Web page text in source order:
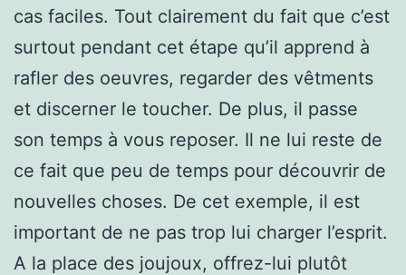
cas faciles. Tout clairement du fait que c’est
surtout pendant cet étape qu’il apprend à
rafler des oeuvres, regarder des vêtments
et discerner le toucher. De plus, il passe
son temps à vous reposer. Il ne lui reste de
ce fait que peu de temps pour découvrir de
nouvelles choses. De cet exemple, il est
important de ne pas trop lui charger l’esprit.
A la place des joujoux, offrez-lui plutôt